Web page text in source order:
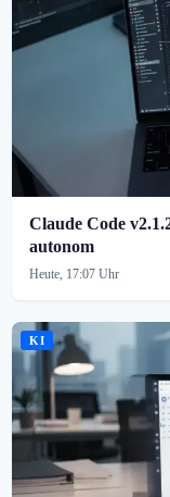
Claude Code
autonom
Heute, 17:07 Uhr
KI